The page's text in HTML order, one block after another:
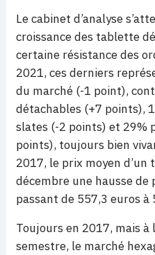
Le cabinet d’analyse
croissance des tablette
certaine résistance des
2021, ces derniers
du marché (-1 point),
détachables (+7 points),
slates (-2 points) et 29%
points), toujours bien
2017, le prix moyen
décembre une hausse de
passant de 557,3 euros à
Toujours en 2017, mais à
semestre, le marché